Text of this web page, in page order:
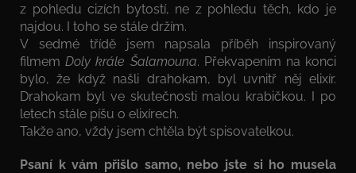
z pohledu cizích bytostí, ne z pohledu těch, kdo je
najdou. I toho se stále držím.
V sedmé třídě jsem napsala příběh inspirovaný
filmemDoly krále Šalamouna. Překvapením na konci
bylo, že když našli drahokam, byl uvnitř něj elixír.
Drahokam byl ve skutečnosti malou krabičkou. I po
letech stále píšu o elixírech.
Takže ano, vždy jsem chtěla být spisovatelkou.
Psaní k vám přišlo samo, nebo jste si ho musela